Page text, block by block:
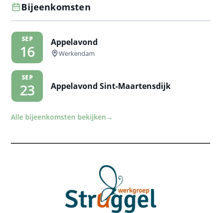
Bijeenkomsten
SEP
16
Appelavond
Werkendam
SEP
23 Appelavond Sint-Maartensdijk
Alle bijeenkomsten bekijken →